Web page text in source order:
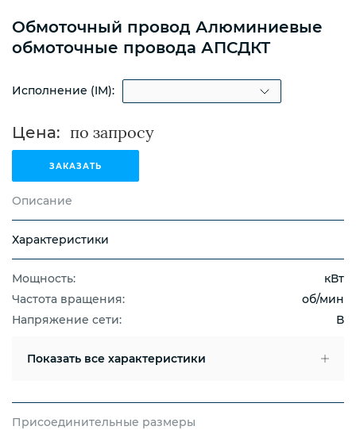
Обмоточный провод Алюминиевые
обмоточные провода АПСДКТ
Исполнение (IM):
Цена:
ЗАКАЗАТЬ
Описание
Характеристики
Мощность:
кВт
Частота вращения:
об/мин
Напряжение сети:
В
Показать все характеристики
Присоединительные размеры